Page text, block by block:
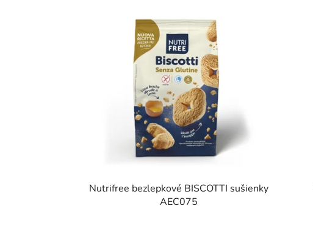
Nutrifree bezlepkové BISCOTTI sušienky
AEC075